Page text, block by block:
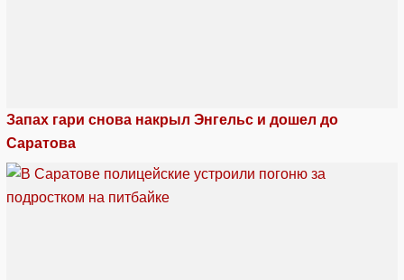
Запах гари снова накрыл Энгельс и дошел до
Саратова